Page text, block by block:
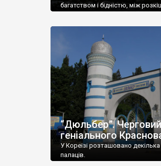
багатством і бідністю, між
“Дюльбер”.
геніального
У Кореїзі розташовано
палаців.